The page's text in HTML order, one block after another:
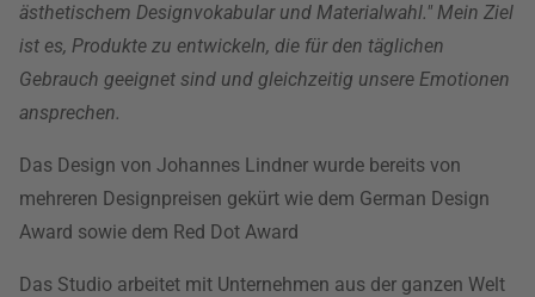
ästhetischem Designvokabular und Materialwahl." Mein Ziel
ist es, Produkte zu entwickeln, die für den täglichen
Gebrauch geeignet sind und gleichzeitig unsere Emotionen
ansprechen.
Das Design von Johannes Lindner wurde bereits von
mehreren Designpreisen gekürt wie dem German Design
Award sowie dem Red Dot Award
Das Studio arbeitet mit Unternehmen aus der ganzen Welt